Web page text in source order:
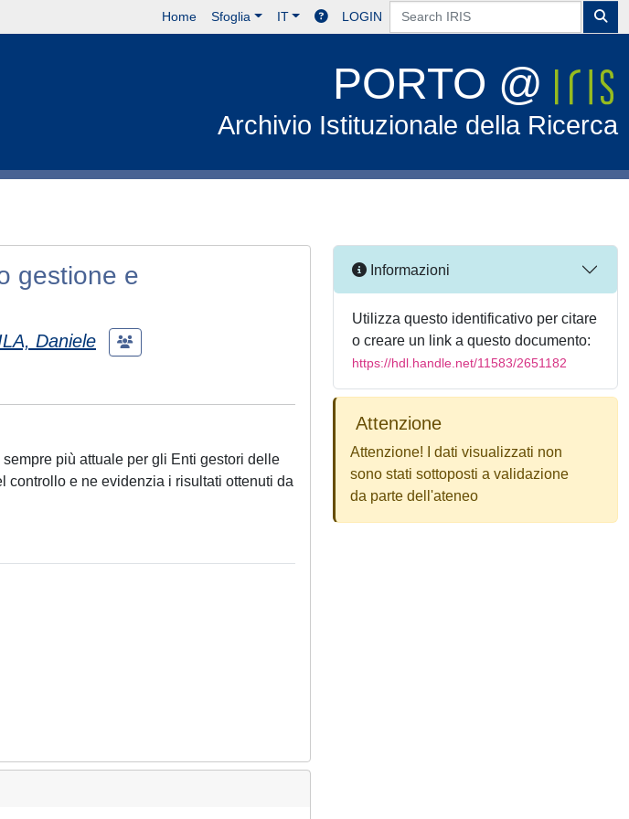
Home Sfoglia IT LOGIN
PORTO @
Archivio Istituzionale della Ricerca
gestione e
Daniele
più attuale per gli Enti gestori delle
controllo e ne evidenzia i risultati ottenuti da
Informazioni
Utilizza questo identificativo per citare
o creare un link a questo documento:
https://hdl.handle.net/11583/2651182
Attenzione
Attenzione! I dati visualizzati non
sono stati sottoposti a validazione
da parte dell'ateneo